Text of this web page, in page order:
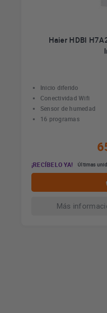
Haier HDBI
Inicio diferido
Conectividad Wifi
Sensor de humedad
16 programas
¡RECÍBELO YA!
Últimas
Más